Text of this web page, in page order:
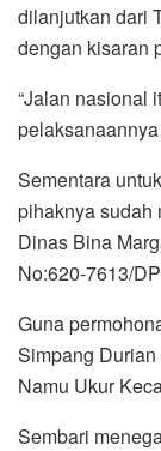
dilanjutkan dari
dengan kisaran
“Jalan nasional
Sementara
pihaknya sudah
Dinas Bina
No:620-7613/
Guna
Simpang
Namu Ukur
Sembari